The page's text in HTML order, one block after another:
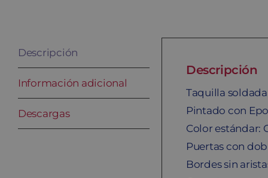
Descripción
Información adicional
Descargas
Descripción
Taquilla
Pintado con
Color estándar:
Puertas con
Bordes sin